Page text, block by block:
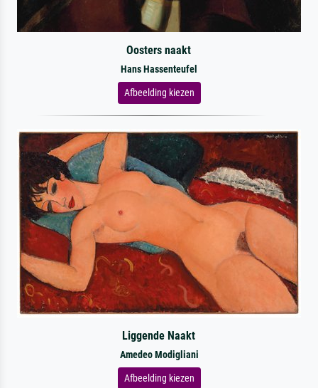
Oosters naakt
Hans Hassenteufel
Afbeelding kiezen
Liggende Naakt
Amedeo Modigliani
Afbeelding kiezen